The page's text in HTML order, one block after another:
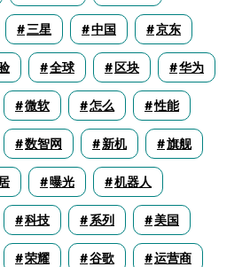
三星 中国 京东
全球 区块 华为
微软 怎么 性能
数智网 新机 旗舰
曝光 机器人
科技 系列 美国
荣耀 谷歌 运营商